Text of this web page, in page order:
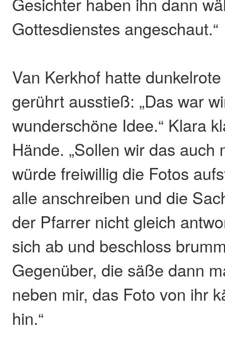
Gottesdienstes angeschaut.“
Van Kerkhof hatte
gerührt ausstieß: „Das war
wunderschöne Idee.“ Klara
Hände. „Sollen wir das auch
würde freiwillig die Fotos
alle anschreiben und die
der Pfarrer nicht gleich
sich ab und beschloss
Gegenüber, die säße dann
neben mir, das Foto von ihr
hin.“